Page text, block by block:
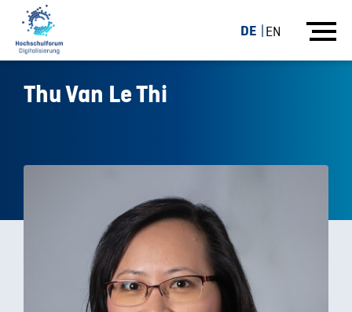
DE EN
Thu Van Le Thi